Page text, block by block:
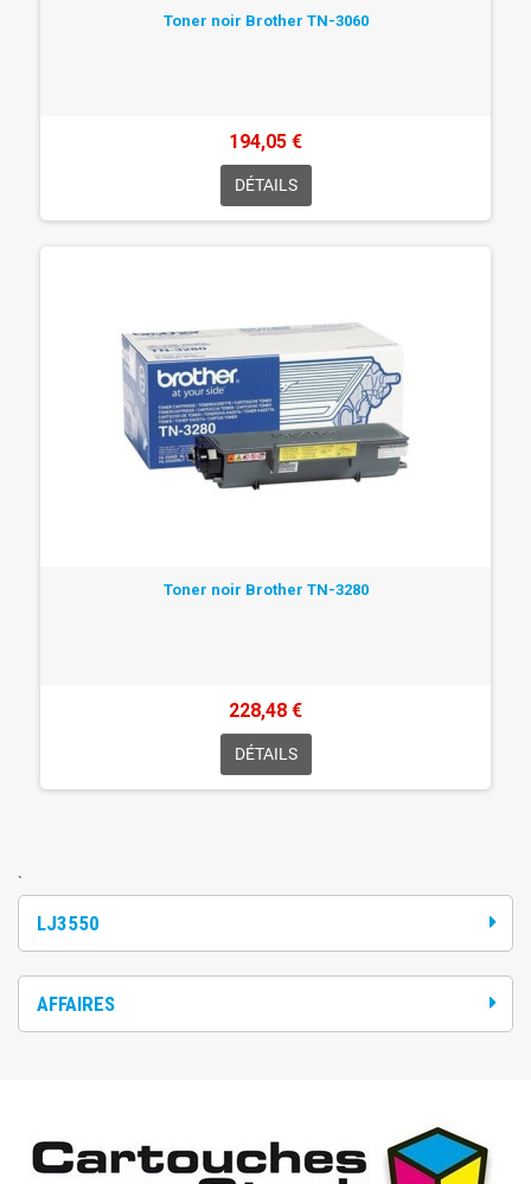
`
LJ3550
AFFAIRES
Toner noir Brother TN-3060
194,05 €
DÉTAILS
Toner noir Brother TN-3280
228,48 €
DÉTAILS